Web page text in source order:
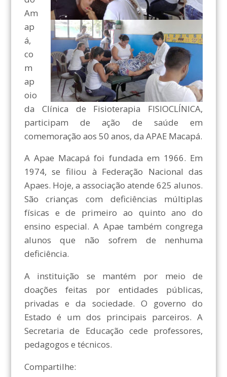
Am
ap
á,
co
m
ap
oio
da Clínica de Fisioterapia FISIOCLÍNICA,
participam de ação de saúde em
comemoração aos 50 anos, da APAE Macapá.
A Apae Macapá foi fundada em 1966. Em
1974, se filiou à Federação Nacional das
Apaes. Hoje, a associação atende 625 alunos.
São crianças com deficiências múltiplas
físicas e de primeiro ao quinto ano do
ensino especial. A Apae também congrega
alunos que não sofrem de nenhuma
deficiência.
A instituição se mantém por meio de
doações feitas por entidades públicas,
privadas e da sociedade. O governo do
Estado é um dos principais parceiros. A
Secretaria de Educação cede professores,
pedagogos e técnicos.
Compartilhe: